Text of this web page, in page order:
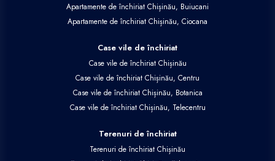
Apartamente de închiriat Chișinău, Buiucani
Apartamente de închiriat Chișinău, Ciocana
Case vile de închiriat
Case vile de închiriat Chișinău
Case vile de închiriat Chișinău, Centru
Case vile de închiriat Chișinău, Botanica
Case vile de închiriat Chișinău, Telecentru
Terenuri de închiriat
Terenuri de închiriat Chișinău